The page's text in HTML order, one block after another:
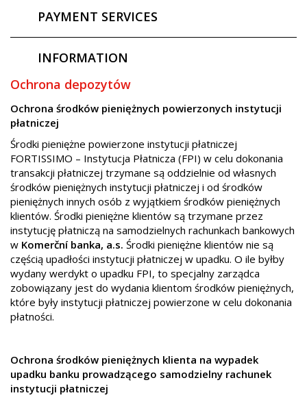
PAYMENT SERVICES
INFORMATION
Ochrona depozytów
Ochrona środków pieniężnych powierzonych instytucji
płatniczej
Środki pieniężne powierzone instytucji płatniczej
FORTISSIMO – Instytucja Płatnicza (FPI) w celu dokonania
transakcji płatniczej trzymane są oddzielnie od własnych
środków pieniężnych instytucji płatniczej i od środków
pieniężnych innych osób z wyjątkiem środków pieniężnych
klientów. Środki pieniężne klientów są trzymane przez
instytucję płatniczą na samodzielnych rachunkach bankowych
w Komerční banka, a.s. Środki pieniężne klientów nie są
częścią upadłości instytucji płatniczej w upadku. O ile byłby
wydany werdykt o upadku FPI, to specjalny zarządca
zobowiązany jest do wydania klientom środków pieniężnych,
które były instytucji płatniczej powierzone w celu dokonania
płatności.
Ochrona środków pieniężnych klienta na wypadek
upadku banku prowadzącego samodzielny rachunek
instytucji płatniczej